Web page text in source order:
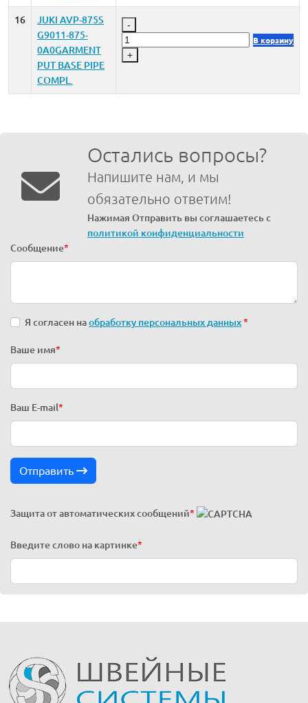
16
JUKI AVP-875S
G9011-875-
0A0GARMENT
PUT BASE PIPE
COMPL.
-
+
В корзину
Остались вопросы?
Напишите нам, и мы
обязательно ответим!
Нажимая Отправить вы соглашаетесь с
политикой конфиденциальности
Сообщение*
Я согласен наобработку персональных данных*
Ваше имя*
Ваш E-mail *
Отправить
Защита от автоматических сообщений*
Введите слово на картинке*